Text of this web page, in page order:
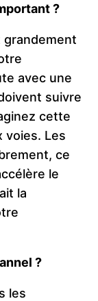
?
grandement
avec une
suivre
cette
voies. Les
ce
le
la
?
les